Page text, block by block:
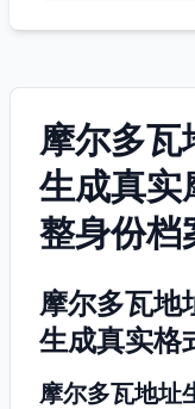
摩尔多瓦
生成真实
整身份档
摩尔多瓦地
生成真实格
摩尔多瓦地址